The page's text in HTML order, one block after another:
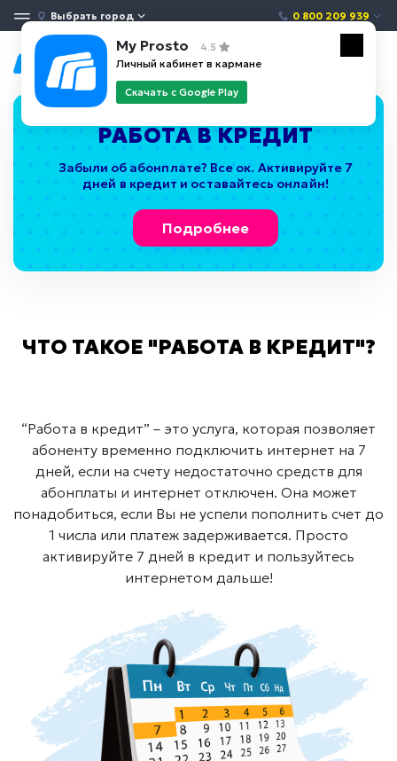
Выбрать город 0 800 209 939
РАБОТА В КРЕДИТ
Забыли об абонплате? Все ок. Активируйте 7
дней в кредит и оставайтесь онлайн!
Подробнее
ЧТО ТАКОЕ "РАБОТА В КРЕДИТ"?
“Работа в кредит” – это услуга, которая позволяет
абоненту временно подключить интернет на 7
дней, если на счету недостаточно средств для
абонплаты и интернет отключен. Она может
понадобиться, если Вы не успели пополнить счет до
1 числа или платеж задерживается. Просто
активируйте 7 дней в кредит и пользуйтесь
интернетом дальше!
My Prosto 4.5
Личный кабинет в кармане
Скачать с Google Play